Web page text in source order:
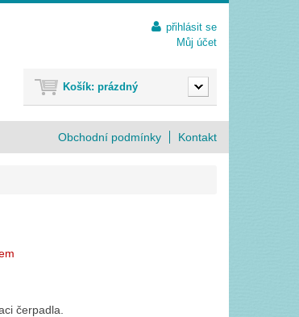
čerpadla.
Obchodní podmínky Kontakt
přihlásit se
Můj účet
Košík: prázdný